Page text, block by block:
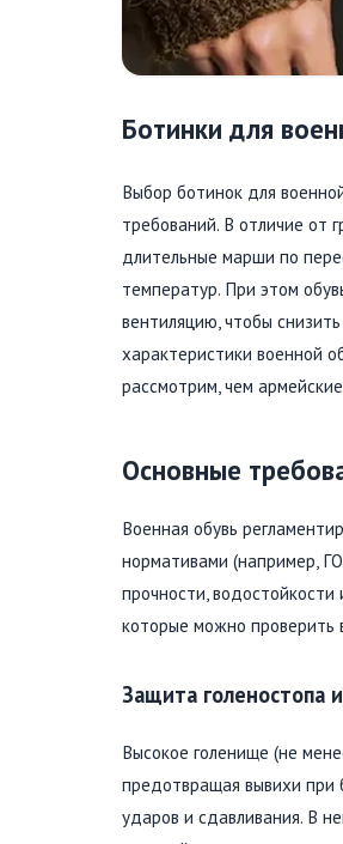
Ботинки для
Выбор ботинок для
требований. В отличие от
длительные марши по
температур. При этом
вентиляцию, чтобы
характеристики военной
рассмотрим, чем
Основные
Военная обувь
нормативами (например,
прочности, водостойкости
которые можно проверить
Защита голеностопа
Высокое голенище (не
предотвращая вывихи при
ударов и сдавливания. В